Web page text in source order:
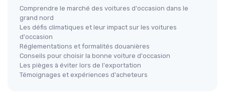
Comprendre le marché des voitures d'occasion dans le
grand nord
Les défis climatiques et leur impact sur les voitures
d'occasion
Réglementations et formalités douanières
Conseils pour choisir la bonne voiture d'occasion
Les pièges à éviter lors de l'exportation
Témoignages et expériences d'acheteurs